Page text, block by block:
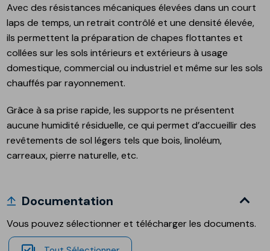
Avec des résistances mécaniques élevées dans un court
laps de temps, un retrait contrôlé et une densité élevée,
ils permettent la préparation de chapes flottantes et
collées sur les sols intérieurs et extérieurs à usage
domestique, commercial ou industriel et même sur les sols
chauffés par rayonnement.
Grâce à sa prise rapide, les supports ne présentent
aucune humidité résiduelle, ce qui permet d’accueillir des
revêtements de sol légers tels que bois, linoléum,
carreaux, pierre naturelle, etc.
Documentation
Vous pouvez sélectionner et télécharger les documents.